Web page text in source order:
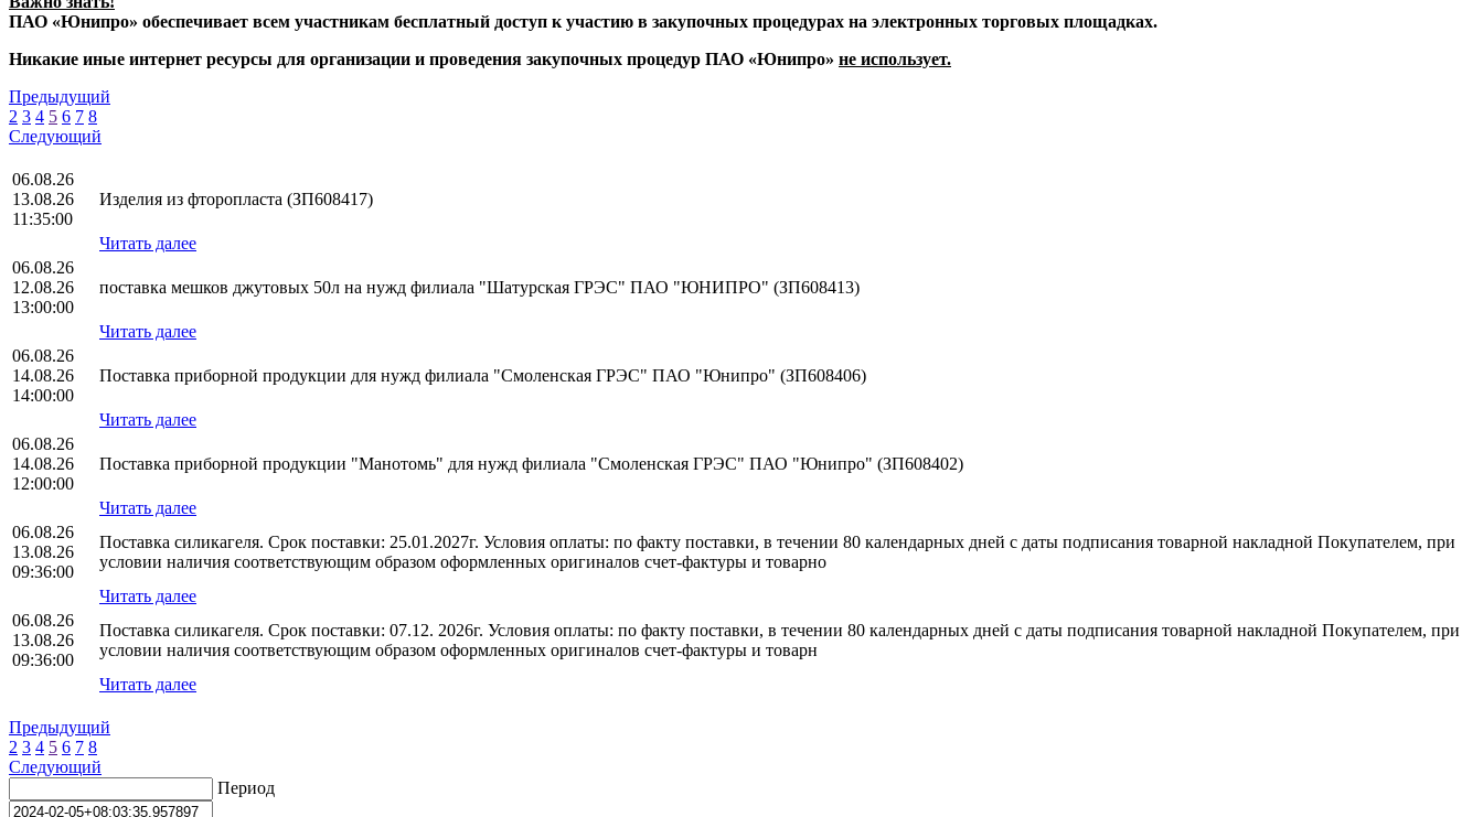
ПАО «Юнипро» обеспечивает всем участникам бесплатный доступ к участию в закупочных процедурах на электронных торговых площадках.
Никакие иные интернет ресурсы для организации и проведения закупочных процедур ПАО «Юнипро» не использует.
Предыдущий
2 3 4 5 6 7 8
Следующий
06.08.26
13.08.26
11:35:00
Изделия из фторопласта (ЗП608417)
Читать далее
06.08.26
12.08.26
13:00:00
поставка мешков джутовых 50л на нужд филиала "Шатурская ГРЭС" ПАО "ЮНИПРО" (ЗП608413)
Читать далее
06.08.26
14.08.26
14:00:00
Поставка приборной продукции для нужд филиала "Смоленская ГРЭС" ПАО "Юнипро" (ЗП608406)
Читать далее
06.08.26
14.08.26
12:00:00
Поставка приборной продукции "Манотомь" для нужд филиала "Смоленская ГРЭС" ПАО "Юнипро" (ЗП608402)
Читать далее
06.08.26
13.08.26
09:36:00
Поставка силикагеля. Срок поставки: 25.01.2027г. Условия оплаты: по факту поставки, в течении 80 календарных дней с даты подписания товарной накладной Покупателем, при
условии наличия соответствующим образом оформленных оригиналов счет-фактуры и товарно
Читать далее
06.08.26
13.08.26
09:36:00
Поставка силикагеля. Срок поставки: 07.12. 2026г. Условия оплаты: по факту поставки, в течении 80 календарных дней с даты подписания товарной накладной Покупателем, при
условии наличия соответствующим образом оформленных оригиналов счет-фактуры и товарн
Читать далее
Предыдущий
2 3 4 5 6 7 8
Следующий
Период